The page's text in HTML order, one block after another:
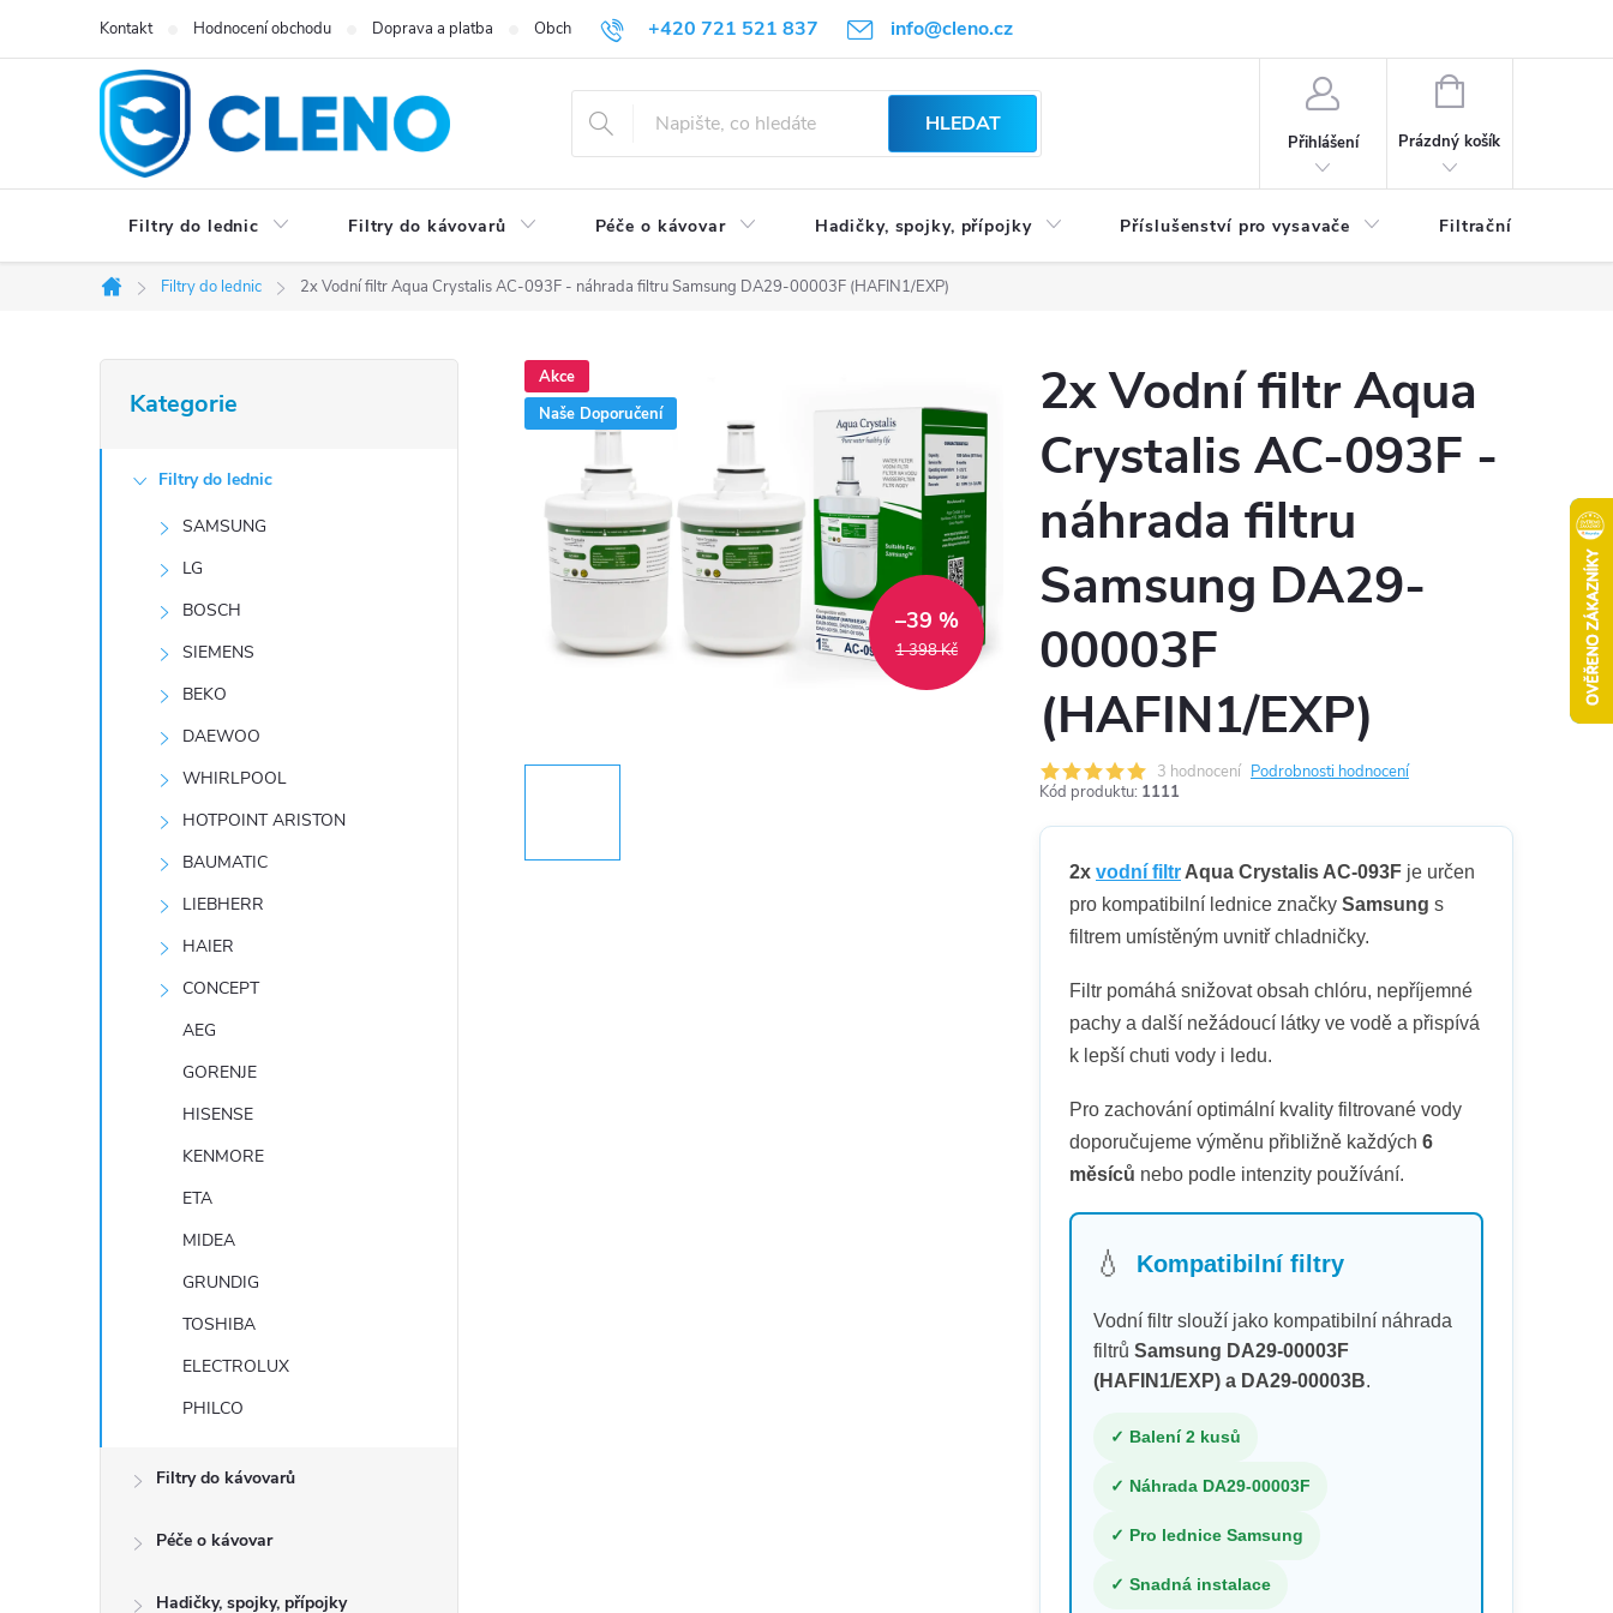
+420 721 521 837 info@cleno.cz
Kontakt Hodnocení obchodu Doprava a platba Obchodní podmínky Reklamace a vrácení zboží Podmínky ochrany osobních údajů
HLEDAT
Přihlášení
NÁKUPNÍ
Prázdný košík
Filtry do lednic Filtry do kávovarů Péče o kávovar Hadičky, spojky, přípojky Příslušenství pro vysavače Filtrační patrony
Domů
Filtry do lednic 2x Vodní filtr Aqua Crystalis AC-093F - náhrada filtru Samsung DA29-00003F (HAFIN1/EXP)
kategorie
Kategorie
Filtry do lednic
SAMSUNG
LG
BOSCH
SIEMENS
BEKO
DAEWOO
WHIRLPOOL
HOTPOINT ARISTON
BAUMATIC
LIEBHERR
HAIER
CONCEPT
AEG
GORENJE
HISENSE
KENMORE
ETA
MIDEA
GRUNDIG
TOSHIBA
ELECTROLUX
PHILCO
Filtry do kávovarů
Péče o kávovar
Hadičky, spojky, přípojky
Akce
Naše Doporučení
1 398 Kč
–39 %
2x Vodní filtr Aqua
Crystalis AC-093F -
náhrada filtru
Samsung DA29-
00003F
(HAFIN1/EXP)
3 hodnocení Podrobnosti hodnocení
Kód produktu: 1111
2x vodní filtr Aqua Crystalis AC-093F je určen
pro kompatibilní lednice značky Samsung s
filtrem umístěným uvnitř chladničky.
Filtr pomáhá snižovat obsah chlóru, nepříjemné
pachy a další nežádoucí látky ve vodě a přispívá
k lepší chuti vody i ledu.
Pro zachování optimální kvality filtrované vody
doporučujeme výměnu přibližně každých 6
měsíců nebo podle intenzity používání.
💧 Kompatibilní filtry
Vodní filtr slouží jako kompatibilní náhrada
filtrů Samsung DA29-00003F
(HAFIN1/EXP) a DA29-00003B.
✓ Balení 2 kusů
✓ Náhrada DA29-00003F
✓ Pro lednice Samsung
✓ Snadná instalace